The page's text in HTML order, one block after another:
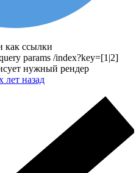
как ссылки
params /index?key=[1|2]
нужный рендер
лет назад